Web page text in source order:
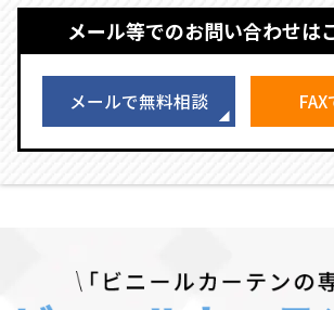
メール等でのお問い合わせは
メールで無料相談